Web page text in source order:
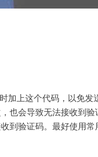
上这个代码，以免发
也会导致无法接收到验
到验证码。最好使用